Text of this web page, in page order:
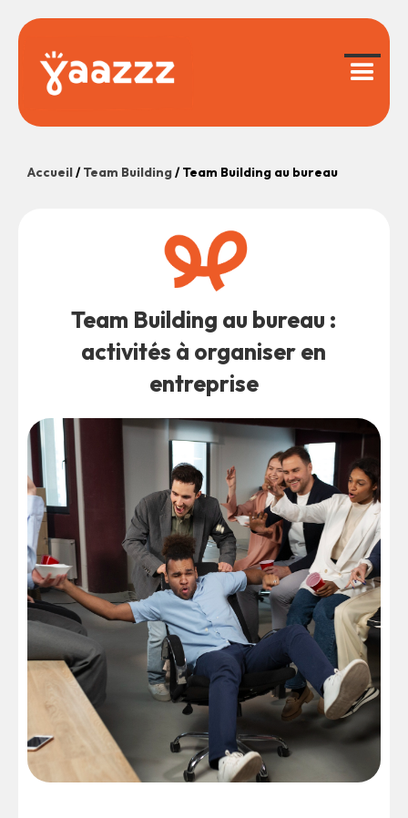
Accueil/Team Building/Team Building au bureau
Team Building au bureau :
activités à organiser en
entreprise